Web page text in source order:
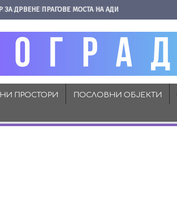
ЗА ДРВЕНЕ ПРАГОВЕ МОСТА НА АДИ
ПРОСТОРИ ПОСЛОВНИ ОБЈЕКТИ